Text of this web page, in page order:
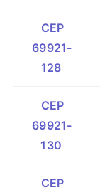
CEP
69921-
128
CEP
69921-
130
CEP